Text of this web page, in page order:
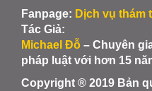
Fanpage: Dịch vụ thám
Tác Giả:
Michael Đỗ – Chuyên
pháp luật với hơn 15
Copyright ® 2019 Bản